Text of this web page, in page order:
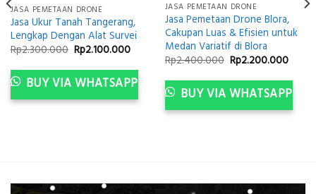
JASA PEMETAAN DRONE
Jasa Ukur Tanah Tangerang,
Lengkap Dengan Alat Survei
Rp2.300.000 Original
price
was:
Rp2.300.000.
Rp2.100.000Current
is:
Rp2.100.000.
BUY VIA WHATSAPP
JASA PEMETAAN DRONE
Jasa Pemetaan Drone Blora,
Cakupan Luas & Efisien untuk
Medan Variatif di Blora
Rp2.400.000 Original
price
was:
Rp2.400.000.
Rp2.200.000
is:
BUY VIA WHATSAPP